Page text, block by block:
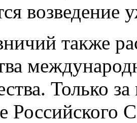
возведение
также
Только
Российского